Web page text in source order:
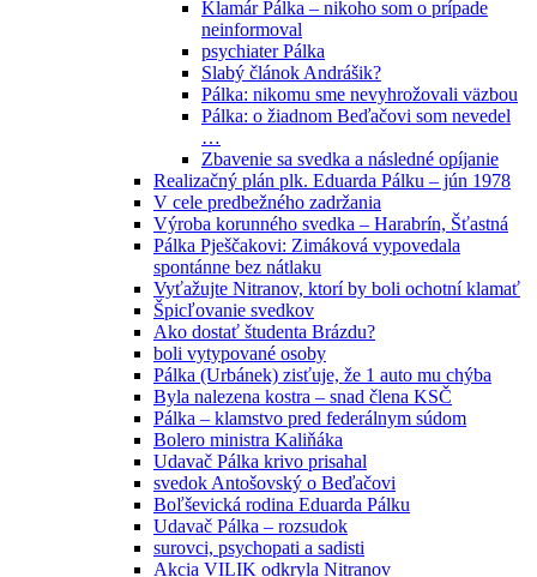
Klamár Pálka – nikoho som o prípade
neinformoval
psychiater Pálka
Slabý článok Andrášik?
Pálka: nikomu sme nevyhrožovali väzbou
Pálka: o žiadnom Beďačovi som nevedel
…
Zbavenie sa svedka a následné opíjanie
Realizačný plán plk. Eduarda Pálku – jún 1978
V cele predbežného zadržania
Výroba korunného svedka – Harabrín, Šťastná
Pálka Pješčakovi: Zimáková vypovedala
spontánne bez nátlaku
Vyťažujte Nitranov, ktorí by boli ochotní klamať
Špicľovanie svedkov
Ako dostať študenta Brázdu?
boli vytypované osoby
Pálka (Urbánek) zisťuje, že 1 auto mu chýba
Byla nalezena kostra – snad člena KSČ
Pálka – klamstvo pred federálnym súdom
Bolero ministra Kaliňáka
Udavač Pálka krivo prisahal
svedok Antošovský o Beďačovi
Boľševická rodina Eduarda Pálku
Udavač Pálka – rozsudok
surovci, psychopati a sadisti
Akcia VILIK odkryla Nitranov